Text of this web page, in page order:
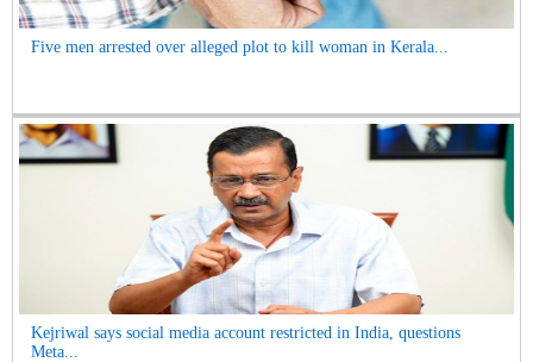
Five men arrested over alleged plot to kill woman in Kerala...
Kejriwal says social media account restricted in India, questions
Meta...